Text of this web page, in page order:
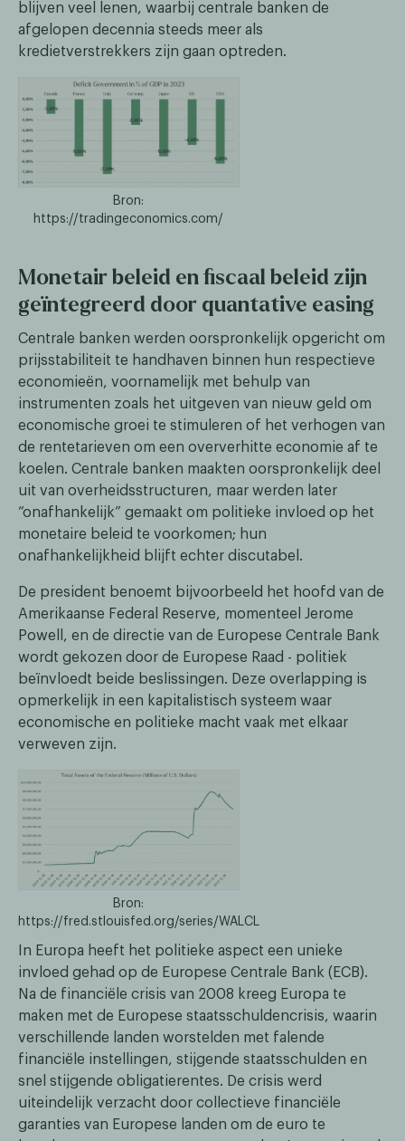
blijven veel lenen, waarbij centrale banken de
afgelopen decennia steeds meer als
kredietverstrekkers zijn gaan optreden.
Bron:
https://tradingeconomics.com/
Monetair beleid en fiscaal beleid zijn
geïntegreerd door quantative easing
Centrale banken werden oorspronkelijk opgericht om
prijsstabiliteit te handhaven binnen hun respectieve
economieën, voornamelijk met behulp van
instrumenten zoals het uitgeven van nieuw geld om
economische groei te stimuleren of het verhogen van
de rentetarieven om een oververhitte economie af te
koelen. Centrale banken maakten oorspronkelijk deel
uit van overheidsstructuren, maar werden later
“onafhankelijk” gemaakt om politieke invloed op het
monetaire beleid te voorkomen; hun
onafhankelijkheid blijft echter discutabel.
De president benoemt bijvoorbeeld het hoofd van de
Amerikaanse Federal Reserve, momenteel Jerome
Powell, en de directie van de Europese Centrale Bank
wordt gekozen door de Europese Raad - politiek
beïnvloedt beide beslissingen. Deze overlapping is
opmerkelijk in een kapitalistisch systeem waar
economische en politieke macht vaak met elkaar
verweven zijn.
Bron:
https://fred.stlouisfed.org/series/WALCL
In Europa heeft het politieke aspect een unieke
invloed gehad op de Europese Centrale Bank (ECB).
Na de financiële crisis van 2008 kreeg Europa te
maken met de Europese staatsschuldencrisis, waarin
verschillende landen worstelden met falende
financiële instellingen, stijgende staatsschulden en
snel stijgende obligatierentes. De crisis werd
uiteindelijk verzacht door collectieve financiële
garanties van Europese landen om de euro te